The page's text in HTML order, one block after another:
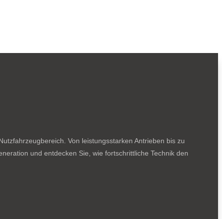
Von leistungsstarken Antrieben bis zu
und entdecken Sie, wie fortschrittliche Technik den